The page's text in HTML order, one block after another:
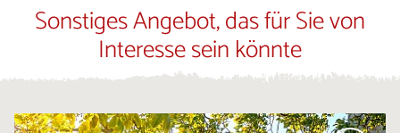
Sonstiges Angebot, das für Sie von
Interesse sein könnte